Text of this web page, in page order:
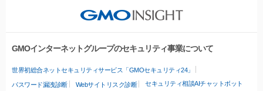
GMOインターネットグループのセキュリティ事業について
世界初総合ネットセキュリティサービス「GMOセキュリティ24」
パスワード漏洩診断 Webサイトリスク診断 セキュリティ相談AIチャットボット